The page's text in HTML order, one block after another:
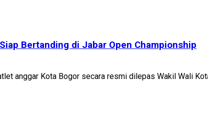
Bertanding di Jabar Open Championship
anggar Kota Bogor secara resmi dilepas Wakil Wali